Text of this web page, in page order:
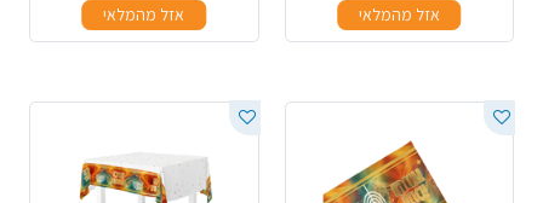
אזל מהמלאי
אזל מהמלאי